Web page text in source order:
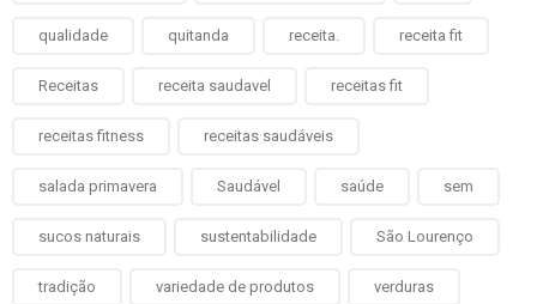
qualidade quitanda receita. receita fit
Receitas receita saudavel receitas fit
receitas fitness receitas saudáveis
salada primavera Saudável saúde sem
sucos naturais sustentabilidade São Lourenço
tradição variedade de produtos verduras